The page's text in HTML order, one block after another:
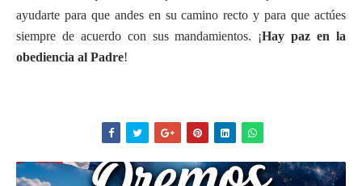
ayudarte para que andes en su camino recto y para que actúes
siempre de acuerdo con sus mandamientos. ¡Hay paz en la
obediencia al Padre!